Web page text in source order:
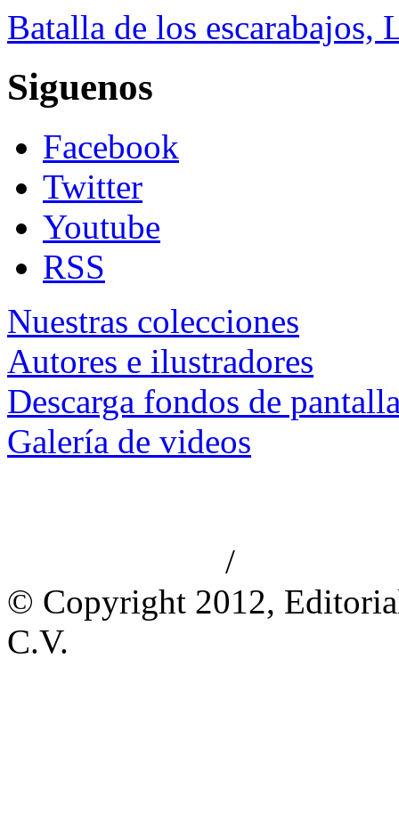
Batalla de los escarabajos,
Siguenos
Facebook
Twitter
Youtube
RSS
Nuestras colecciones
Autores e ilustradores
Descarga fondos de
Galería de videos
/
© Copyright 2012,
C.V.